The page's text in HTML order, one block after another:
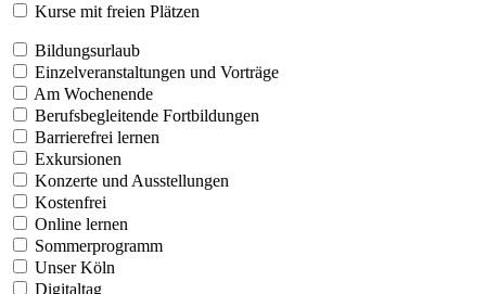
Kurse mit freien Plätzen
Bildungsurlaub
Einzelveranstaltungen und Vorträge
Am Wochenende
Berufsbegleitende Fortbildungen
Barrierefrei lernen
Exkursionen
Konzerte und Ausstellungen
Kostenfrei
Online lernen
Sommerprogramm
Unser Köln
Digitaltag